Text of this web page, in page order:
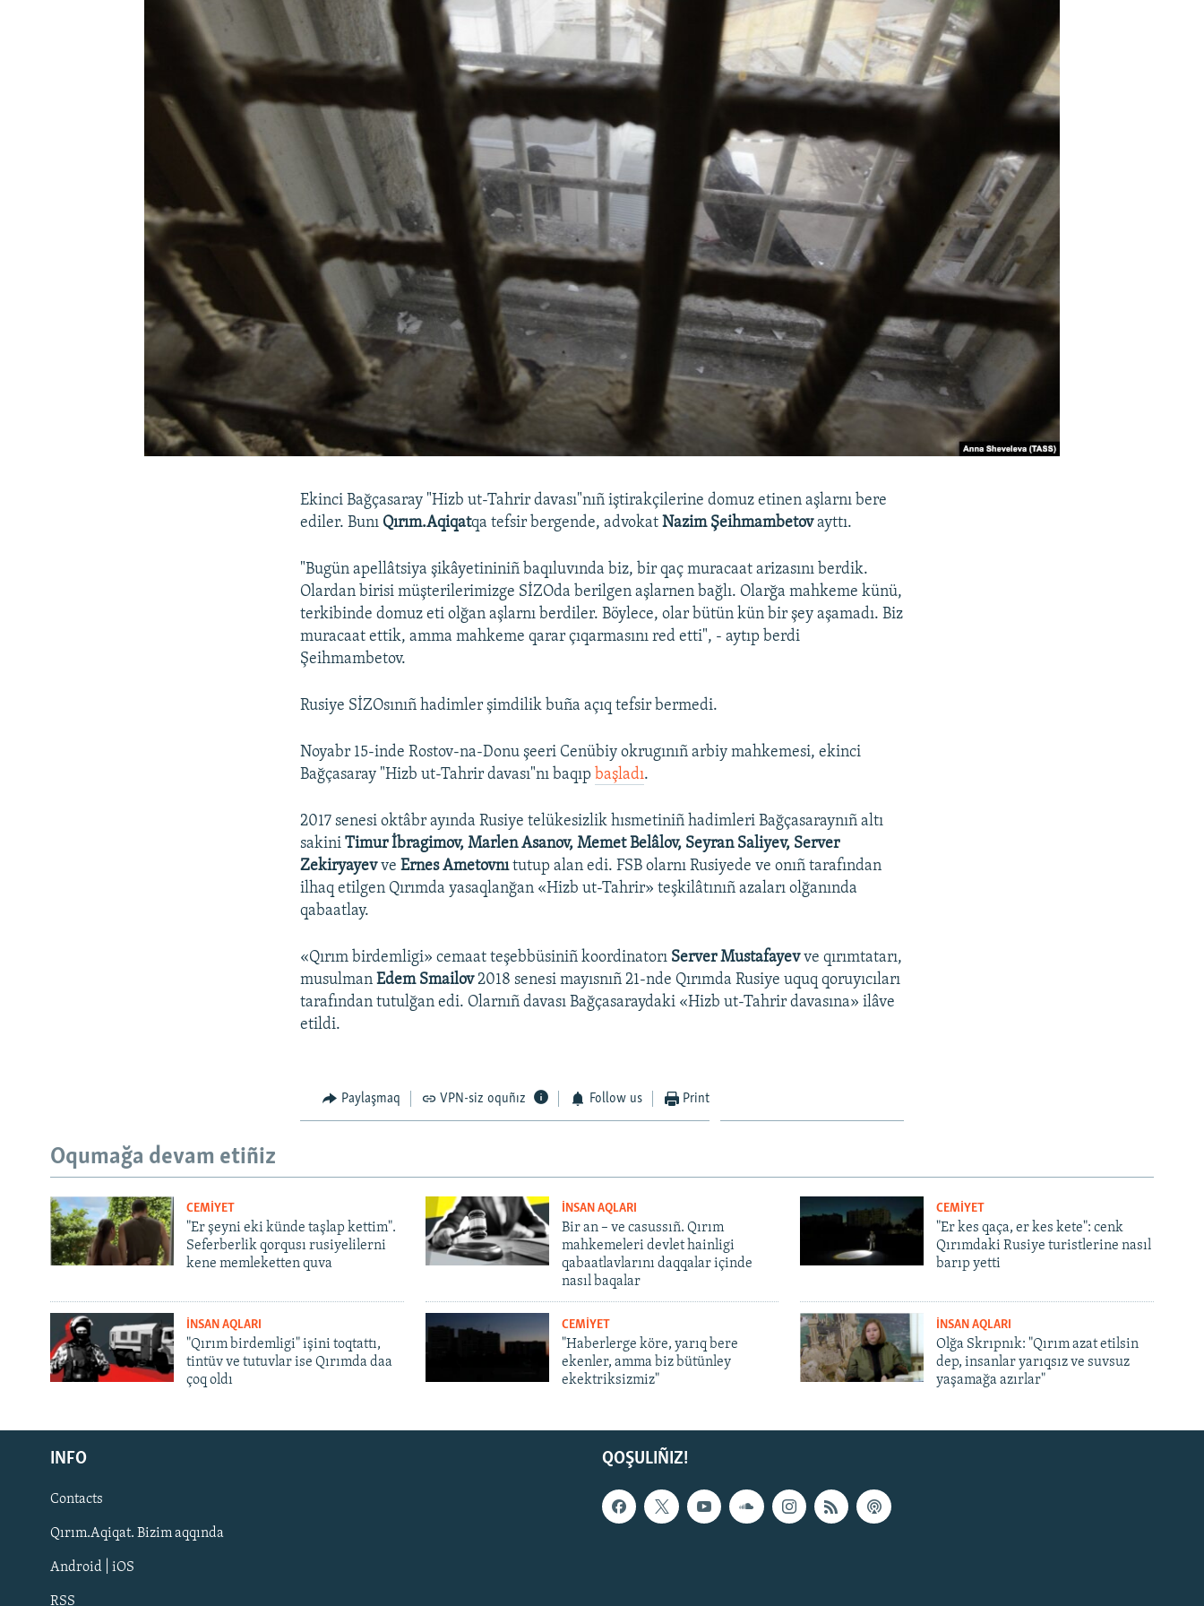
Русский
Українською
QOŞULIÑIZ!
Ekinci Bağçasaray "Hizb ut-Tahrir davası"nıñ iştirakçilerine domuz etinen aşlarnı bere
ediler. Bunı Qırım.Aqiqatqa tefsir bergende, advokatNazim Şeihmambetovayttı.
"Bugün apellâtsiya şikâyetininiñ baqıluvında biz, bir qaç muracaat arizasını berdik.
Olardan birisi müşterilerimizge SİZOda berilgen aşlarnen bağlı. Olarğa mahkeme künü,
terkibinde domuz eti olğan aşlarnı berdiler. Böylece, olar bütün kün bir şey aşamadı. Biz
muracaat ettik, amma mahkeme qarar çıqarmasını red etti", - aytıp berdi
Şeihmambetov.
Rusiye SİZOsınıñ hadimler şimdilik buña açıq tefsir bermedi.
Noyabr 15-inde Rostov-na-Donu şeeri Cenübiy okrugınıñ arbiy mahkemesi, ekinci
Bağçasaray "Hizb ut-Tahrir davası"nı baqıp başladı.
2017 senesi oktâbr ayında Rusiye telükesizlik hısmetiniñ hadimleri Bağçasaraynıñ altı
sakiniTimur İbragimov, Marlen Asanov, Memet Belâlov, Seyran Saliyev, Server
Zekiryayevve Ernes Ametovnıtutup alan edi. FSB olarnı Rusiyede ve onıñ tarafından
ilhaq etilgen Qırımda yasaqlanğan «Hizb ut-Tahrir» teşkilâtınıñ azaları olğanında
qabaatlay.
«Qırım birdemligi» cemaat teşebbüsiniñ koordinatorı Server Mustafayevve qırımtatarı,
musulmanEdem Smailov2018 senesi mayısnıñ 21-nde Qırımda Rusiye uquq qoruyıcıları
tarafından tutulğan edi. Olarnıñ davası Bağçasaraydaki «Hizb ut-Tahrir davasına» ilâve
etildi.
Paylaşmaq VPN-siz oquñız Follow us Print
Oqumağa devam etiñiz
CEMİYET
"Er şeyni eki künde taşlap kettim".
Seferberlik qorqusı rusiyelilerni
kene memleketten quva
İNSAN AQLARI
Bir an – ve casussıñ. Qırım
mahkemeleri devlet hainligi
qabaatlavlarını daqqalar içinde
nasıl baqalar
CEMİYET
"Er kes qaça, er kes kete": cenk
Qırımdaki Rusiye turistlerine nasıl
barıp yetti
İNSAN AQLARI
"Qırım birdemligi" işini toqtattı,
tintüv ve tutuvlar ise Qırımda daa
çoq oldı
CEMİYET
"Haberlerge köre, yarıq bere
ekenler, amma biz bütünley
ekektriksizmiz"
İNSAN AQLARI
Olğa Skrıpnık: "Qırım azat etilsin
dep, insanlar yarıqsız ve suvsuz
yaşamağa azırlar"
QOŞULIÑIZ!
INFO
Contacts
Qırım.Aqiqat. Bizim aqqında
Android | iOS
RSS